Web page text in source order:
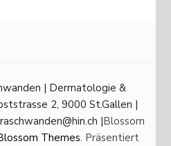
| Dermatologie &
2, 9000 St.Gallen |
|Blossom
Themes. Präsentiert